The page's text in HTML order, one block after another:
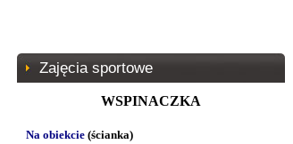
Zajęcia sportowe
WSPINACZKA
Na obiekcie (ścianka)